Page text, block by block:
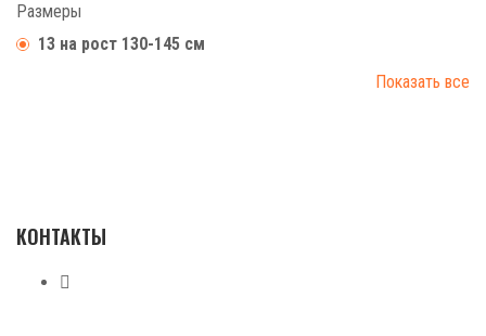
Размеры
13 на рост 130-145 см
Показать все
КОНТАКТЫ